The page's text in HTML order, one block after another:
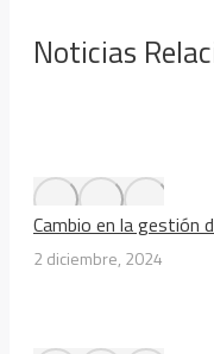
Noticias
Cambio en la gestión
2 diciembre, 2024